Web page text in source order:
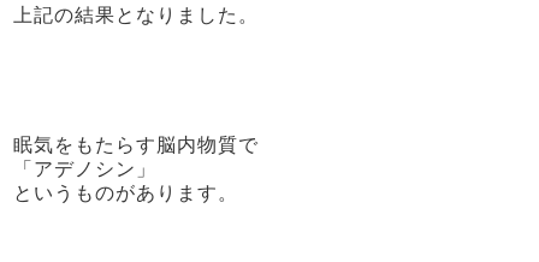
上記の結果となりました。
眠気をもたらす脳内物質で
「アデノシン」
というものがあります。